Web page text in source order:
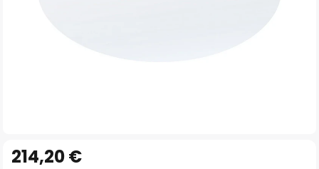
Anfang
214,20 €